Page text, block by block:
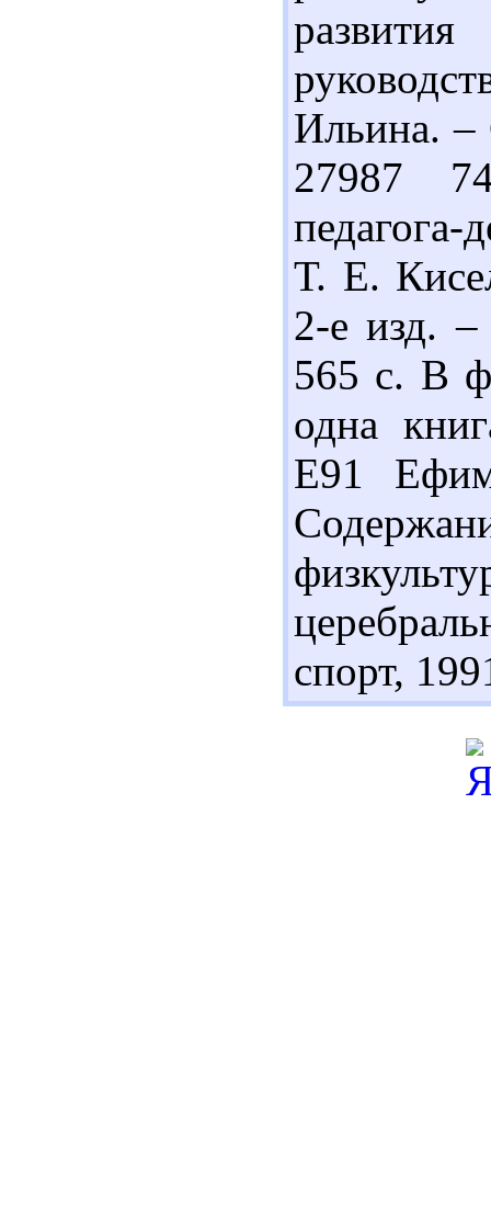
Ильина.
27987
педагога-
Т. Е.
2-е изд.
565 с. В
одна
Е91
спорт,